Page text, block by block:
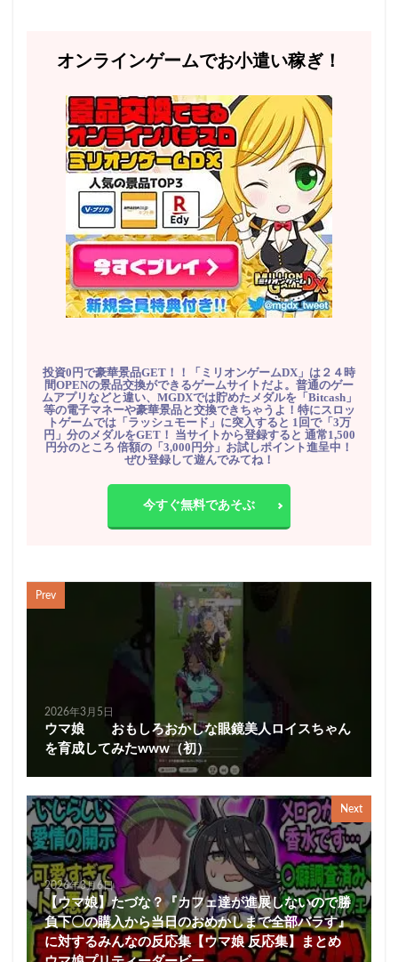
オンラインゲームでお小遣い稼ぎ！
投資0円で豪華景品GET！！「ミリオンゲームDX」は２４時
間OPENの景品交換ができるゲームサイトだよ。普通のゲー
ムアプリなどと違い、MGDXでは貯めたメダルを「Bitcash」
等の電子マネーや豪華景品と交換できちゃうよ！特にスロッ
トゲームでは「ラッシュモード」に突入すると 1回で「3万
円」分のメダルをGET！ 当サイトから登録すると 通常1,500
円分のところ 倍額の「3,000円分」お試しポイント進呈中！
ぜひ登録して遊んでみてね！
今すぐ無料であそぶ
Prev
2026年3月5日
ウマ娘 おもしろおかしな眼鏡美人ロイスちゃん
を育成してみたwww（初）
Next
2026年3月6日
【ウマ娘】たづな？『カフェ達が進展しないので勝
負下〇の購入から当日のおめかしまで全部バラす』
に対するみんなの反応集【ウマ娘 反応集】まとめ